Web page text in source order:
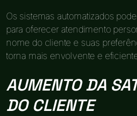
Os sistemas automatizados
para oferecer atendimento
nome do cliente e suas
torna mais envolvente e
AUMENTO DA
DO CLIENTE